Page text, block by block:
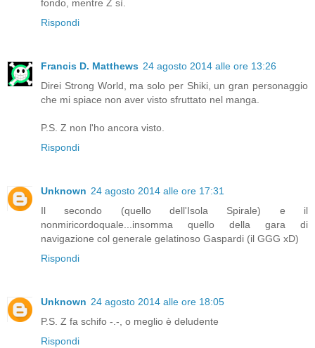
fondo, mentre Z sì.
Rispondi
Francis D. Matthews 24 agosto 2014 alle ore 13:26
Direi Strong World, ma solo per Shiki, un gran personaggio
che mi spiace non aver visto sfruttato nel manga.
P.S. Z non l'ho ancora visto.
Rispondi
Unknown 24 agosto 2014 alle ore 17:31
Il secondo (quello dell'Isola Spirale) e il
nonmiricordoquale...insomma quello della gara di
navigazione col generale gelatinoso Gaspardi (il GGG xD)
Rispondi
Unknown 24 agosto 2014 alle ore 18:05
P.S. Z fa schifo -.-, o meglio è deludente
Rispondi